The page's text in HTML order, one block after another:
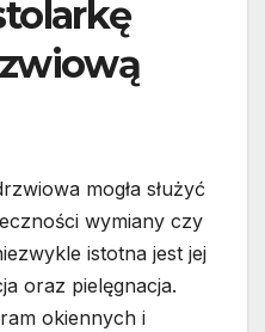
mogła służyć
wymiany czy
istotna jest jej
oraz pielęgnacja.
okiennych i